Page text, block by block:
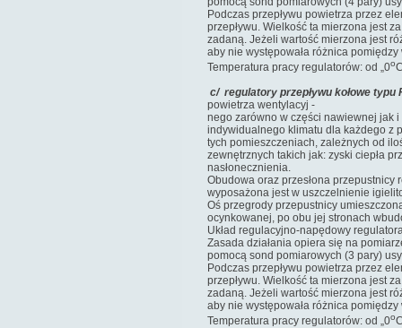
Podczas przepływu powietrza przez
przepływu. Wielkość ta mierzona jest
zadaną. Jeżeli wartość mierzona jest
aby nie występowała różnica
Temperatura pracy regulatorów: od „0o
c/ regulatory przepływu kołowe typu
powietrza wentylacyj -
nego zarówno w części nawiewnej jak
indywidualnego klimatu dla każdego z
tych pomieszczeniach, zależnych od
zewnętrznych takich jak: zyski ciepła
nasłonecznienia.
Obudowa oraz przesłona
wyposażona jest w uszczelnienie
Oś przegrody przepustnicy
ocynkowanej, po obu jej stronach
Układ regulacyjno-napędowy
Zasada działania opiera się na
pomocą sond pomiarowych (3 pary)
Podczas przepływu powietrza przez
przepływu. Wielkość ta mierzona jest
zadaną. Jeżeli wartość mierzona jest
aby nie występowała różnica
Temperatura pracy regulatorów: od „0o